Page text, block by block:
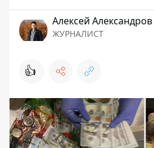
Алексей Александров
ЖУРНАЛИСТ
👍